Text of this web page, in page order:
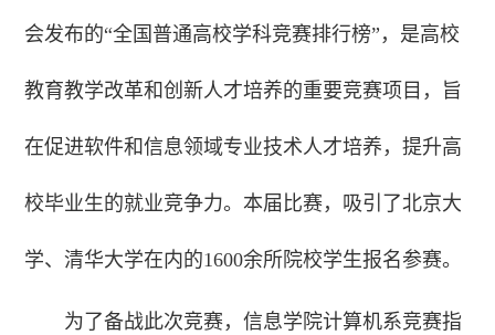
会发布的“全国普通高校学科竞赛排行榜”，是高校
教育教学改革和创新人才培养的重要竞赛项目，旨
在促进软件和信息领域专业技术人才培养，提升高
校毕业生的就业竞争力。本届比赛，吸引了北京大
学、清华大学在内的1600余所院校学生报名参赛。
为了备战此次竞赛，信息学院计算机系竞赛指